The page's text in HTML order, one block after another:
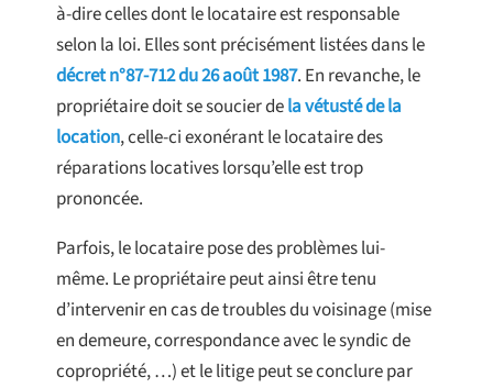
à-dire celles dont le locataire est responsable
selon la loi. Elles sont précisément listées dans le
décret n°87-712 du 26 août 1987. En revanche, le
propriétaire doit se soucier dela vétusté de la
location, celle-ci exonérant le locataire des
réparations locatives lorsqu’elle est trop
prononcée.
Parfois, le locataire pose des problèmes lui-
même. Le propriétaire peut ainsi être tenu
d’intervenir en cas de troubles du voisinage (mise
en demeure, correspondance avec le syndic de
copropriété, …) et le litige peut se conclure par